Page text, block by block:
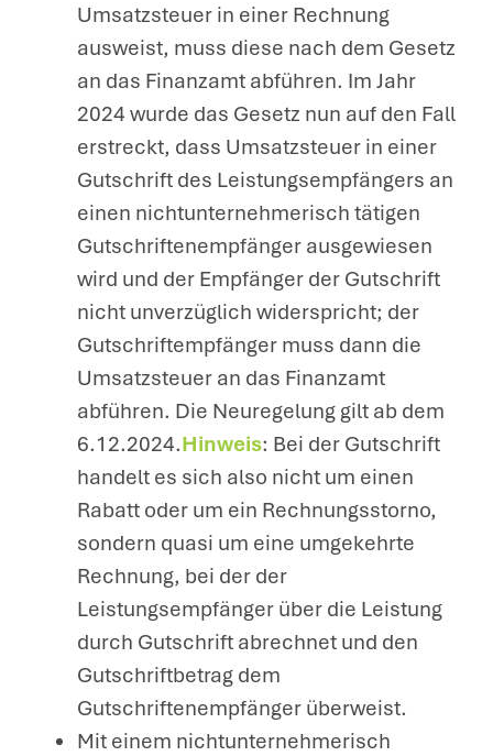
Umsatzsteuer in einer Rechnung
ausweist, muss diese nach dem Gesetz
an das Finanzamt abführen. Im Jahr
2024 wurde das Gesetz nun auf den Fall
erstreckt, dass Umsatzsteuer in einer
Gutschrift des Leistungsempfängers an
einen nichtunternehmerisch tätigen
Gutschriftenempfänger ausgewiesen
wird und der Empfänger der Gutschrift
nicht unverzüglich widerspricht; der
Gutschriftempfänger muss dann die
Umsatzsteuer an das Finanzamt
abführen. Die Neuregelung gilt ab dem
6.12.2024.Hinweis: Bei der Gutschrift
handelt es sich also nicht um einen
Rabatt oder um ein Rechnungsstorno,
sondern quasi um eine umgekehrte
Rechnung, bei der der
Leistungsempfänger über die Leistung
durch Gutschrift abrechnet und den
Gutschriftbetrag dem
Gutschriftenempfänger überweist.
Mit einem nichtunternehmerisch